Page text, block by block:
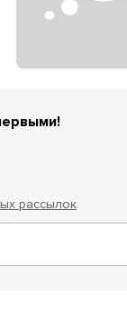
рассылок